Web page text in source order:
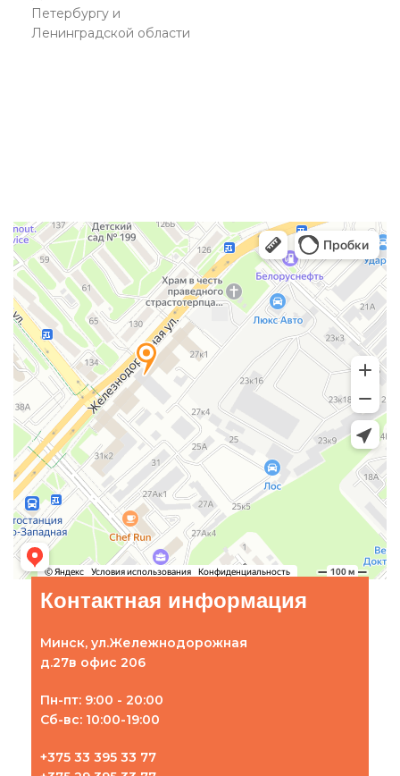
Петербургу и
Ленинградской области
Контактная информация
Минск, ул.Жележнодорожная
д.27в офис 206
Пн-пт: 9:00 - 20:00
Сб-вс: 10:00-19:00
+375 33 395 33 77